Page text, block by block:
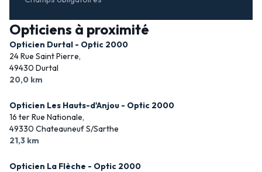
Opticiens à proximité
Opticien Durtal - Optic 2000
24 Rue Saint Pierre,
49430 Durtal
20,0 km
Opticien Les Hauts-d'Anjou - Optic 2000
16 ter Rue Nationale,
49330 Chateauneuf S/Sarthe
21,3 km
Opticien La Flèche - Optic 2000